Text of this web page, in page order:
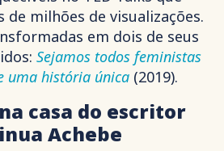
de milhões de visualizações.
em dois de seus
Sejamos todos feministas
uma história única (2019).
casa do escritor
Achebe